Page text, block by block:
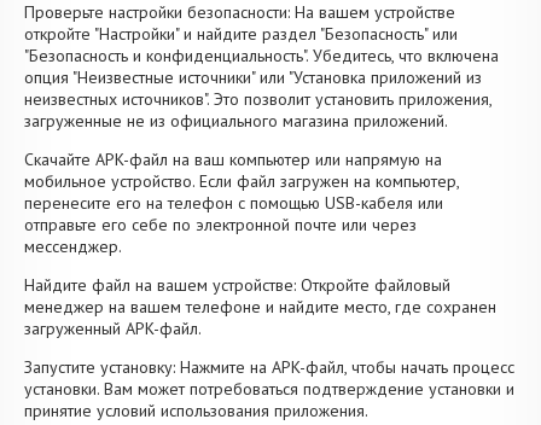
Проверьте настройки безопасности: На вашем устройстве
откройте "Настройки" и найдите раздел "Безопасность" или
"Безопасность и конфиденциальность". Убедитесь, что включена
опция "Неизвестные источники" или "Установка приложений из
неизвестных источников". Это позволит установить приложения,
загруженные не из официального магазина приложений.
Скачайте APK-файл на ваш компьютер или напрямую на
мобильное устройство. Если файл загружен на компьютер,
перенесите его на телефон с помощью USB-кабеля или
отправьте его себе по электронной почте или через
мессенджер.
Найдите файл на вашем устройстве: Откройте файловый
менеджер на вашем телефоне и найдите место, где сохранен
загруженный APK-файл.
Запустите установку: Нажмите на APK-файл, чтобы начать процесс
установки. Вам может потребоваться подтверждение установки и
принятие условий использования приложения.